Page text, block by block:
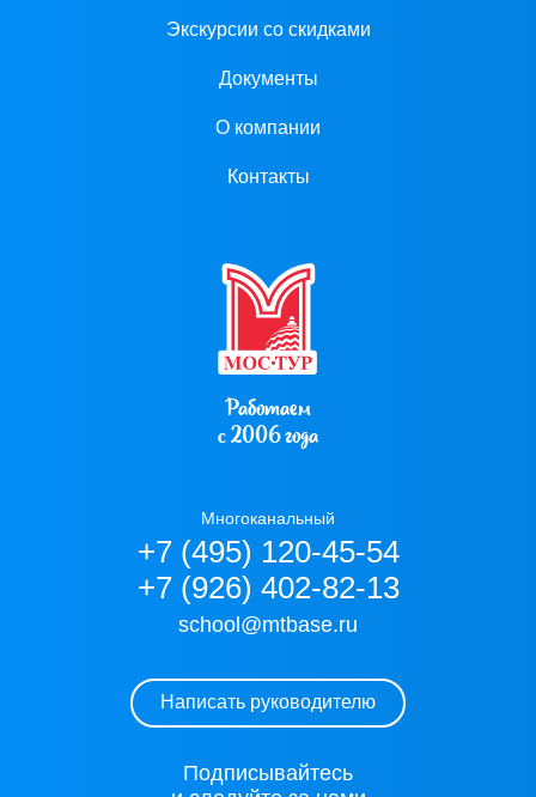
Экскурсии со скидками
Документы
О компании
Контакты
Работаем
с 2006 года
Многоканальный
+7 (495) 120-45-54
+7 (926) 402-82-13
school@mtbase.ru
Написать руководителю
Подписывайтесь